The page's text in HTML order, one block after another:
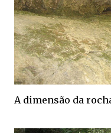
A dimensão da